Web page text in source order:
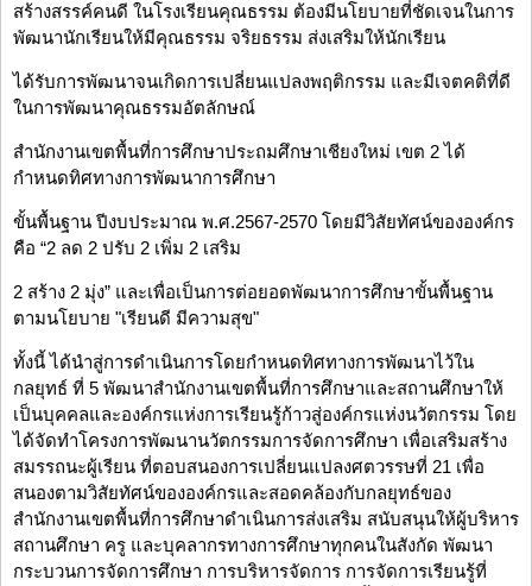
สร้างสรรค์คนดี ในโรงเรียนคุณธรรม ต้องมีนโยบายที่ชัดเจนในการ
พัฒนานักเรียนให้มีคุณธรรม จริยธรรม ส่งเสริมให้นักเรียน
ได้รับการพัฒนาจนเกิดการเปลี่ยนแปลงพฤติกรรม และมีเจตคติที่ดี
ในการพัฒนาคุณธรรมอัตลักษณ์
สำนักงานเขตพื้นที่การศึกษาประถมศึกษาเชียงใหม่ เขต 2 ได้
กำหนดทิศทางการพัฒนาการศึกษา
ขั้นพื้นฐาน ปีงบประมาณ พ.ศ.2567-2570 โดยมีวิสัยทัศน์ขององค์กร
คือ “2 ลด 2 ปรับ 2 เพิ่ม 2 เสริม
2 สร้าง 2 มุ่ง” และเพื่อเป็นการต่อยอดพัฒนาการศึกษาขั้นพื้นฐาน
ตามนโยบาย "เรียนดี มีความสุข"
ทั้งนี้ ได้นำสู่การดำเนินการโดยกำหนดทิศทางการพัฒนาไว้ใน
กลยุทธ์ ที่ 5 พัฒนาสำนักงานเขตพื้นที่การศึกษาและสถานศึกษาให้
เป็นบุคคลและองค์กรแห่งการเรียนรู้ก้าวสู่องค์กรแห่งนวัตกรรม โดย
ได้จัดทำโครงการพัฒนานวัตกรรมการจัดการศึกษา เพื่อเสริมสร้าง
สมรรถนะผู้เรียน ที่ตอบสนองการเปลี่ยนแปลงศตวรรษที่ 21 เพื่อ
สนองตามวิสัยทัศน์ขององค์กรและสอดคล้องกับกลยุทธ์ของ
สำนักงานเขตพื้นที่การศึกษาดำเนินการส่งเสริม สนับสนุนให้ผู้บริหาร
สถานศึกษา ครู และบุคลากรทางการศึกษาทุกคนในสังกัด พัฒนา
กระบวนการจัดการศึกษา การบริหารจัดการ การจัดการเรียนรู้ที่